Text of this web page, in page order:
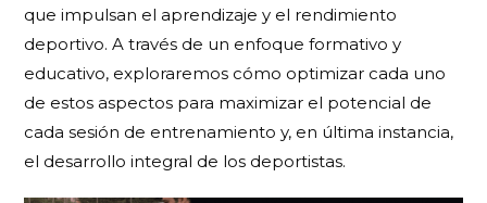
que impulsan el aprendizaje y el rendimiento
deportivo. A través de un enfoque formativo y
educativo, exploraremos cómo optimizar cada uno
de estos aspectos para maximizar el potencial de
cada sesión de entrenamiento y, en última instancia,
el desarrollo integral de los deportistas.